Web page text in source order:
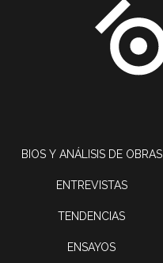
BIOS Y ANÁLISIS DE OBRAS
ENTREVISTAS
TENDENCIAS
ENSAYOS